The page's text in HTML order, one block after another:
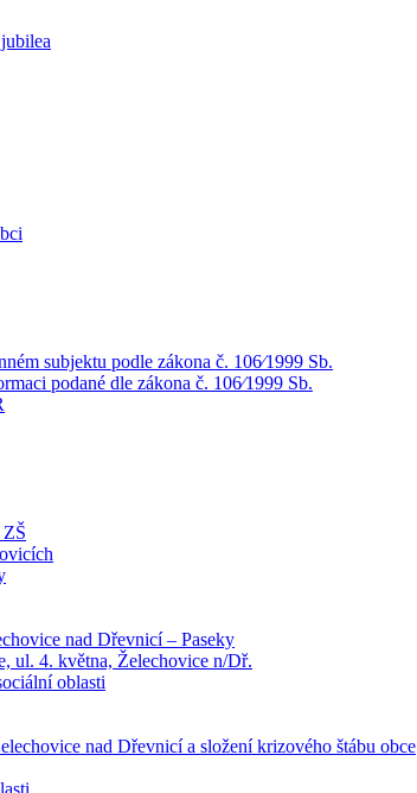
subjektu podle zákona č. 106⁄1999 Sb.
podané dle zákona č. 106⁄1999 Sb.
ZŠ
nad Dřevnicí – Paseky
ul. 4. května, Želechovice n/Dř.
oblasti
nad Dřevnicí a složení krizového štábu obce